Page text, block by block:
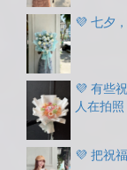
💜 七夕
💜 有些
人在拍照
💜 把祝